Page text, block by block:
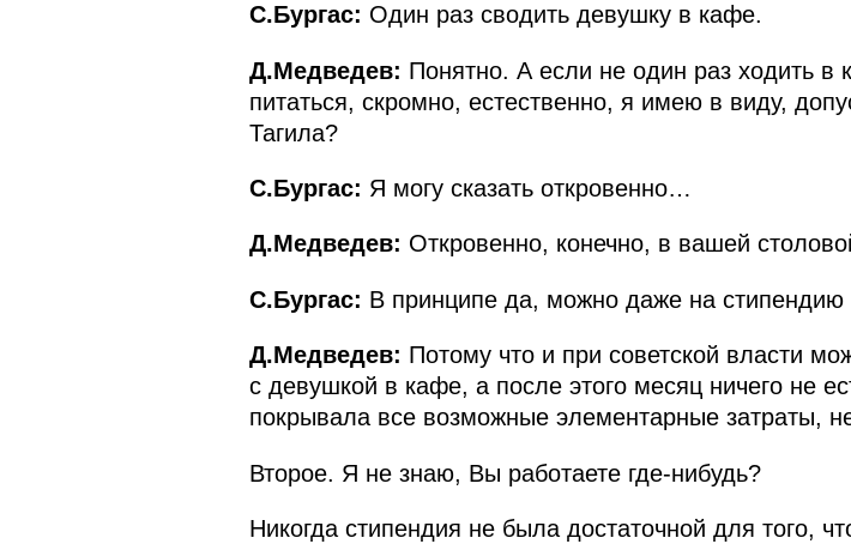
С.Бургас: Один раз сводить девушку в кафе.
Д.Медведев: Понятно. А если не один раз ходить в
питаться, скромно, естественно, я имею в виду,
Тагила?
С.Бургас: Я могу сказать откровенно…
Д.Медведев: Откровенно, конечно, в вашей
С.Бургас: В принципе да, можно даже на стипендию
Д.Медведев: Потому что и при советской власти
с девушкой в кафе, а после этого месяц ничего не
покрывала все возможные элементарные затраты,
Второе. Я не знаю, Вы работаете где‑нибудь?
Никогда стипендия не была достаточной для того,